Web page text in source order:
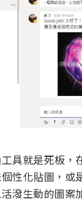
具就是死板，
性化貼圖，或
潑生動的圖案